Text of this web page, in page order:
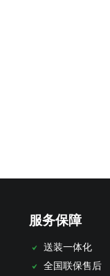
服务保障
送装一体化
全国联保售后